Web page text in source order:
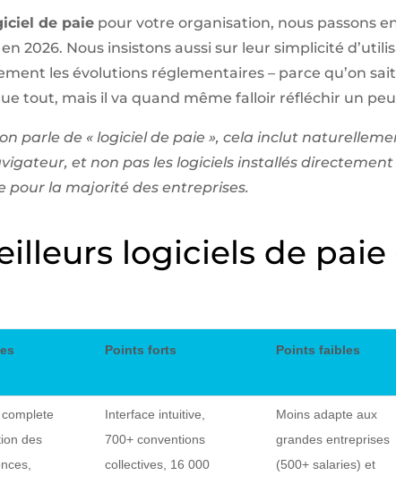
de paie pour votre organisation, nous passons
2026. Nous insistons aussi sur leur simplicité
les évolutions réglementaires – parce qu’on
tout, mais il va quand même falloir réfléchir un peu
parle de « logiciel de paie », cela inclut
et non pas les logiciels installés
pour la majorité des entreprises.
logiciels de paie
Points forts Points faibles
des
Interface intuitive,
700+ conventions
collectives, 16 000
Moins adapte aux
grandes entreprises
(500+ salaries) et